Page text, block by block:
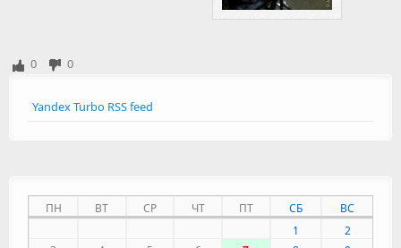
0 0
Yandex Turbo RSS feed
ПН ВТ СР ЧТ ПТ СБ
ВС
1
2